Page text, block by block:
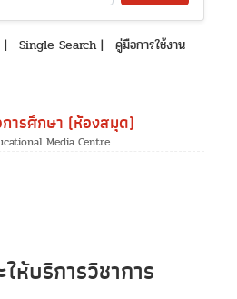
| Single Search| คู่มือการใช้งาน
ารศึกษา (ห้องสมุด)
Media Centre
บริการวิชาการ